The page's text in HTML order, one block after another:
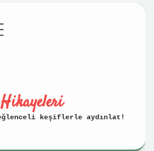
Politikası
keşiflerle aydınlat!